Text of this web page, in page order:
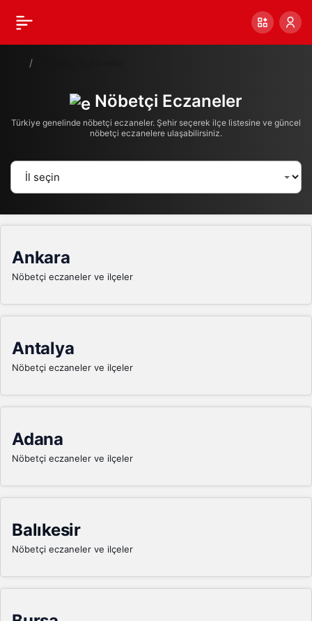
Nöbetçi Eczaneler
Türkiye genelinde nöbetçi eczaneler. Şehir seçerek ilçe listesine ve güncel
nöbetçi eczanelere ulaşabilirsiniz.
Ankara
Nöbetçi eczaneler ve ilçeler
Antalya
Nöbetçi eczaneler ve ilçeler
Adana
Nöbetçi eczaneler ve ilçeler
Balıkesir
Nöbetçi eczaneler ve ilçeler